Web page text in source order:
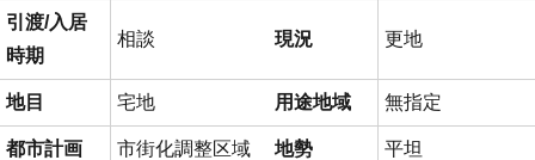
引渡/入居
時期
相談 現況 更地
地目 宅地 用途地域 無指定
都市計画 市街化調整区域 地勢 平坦